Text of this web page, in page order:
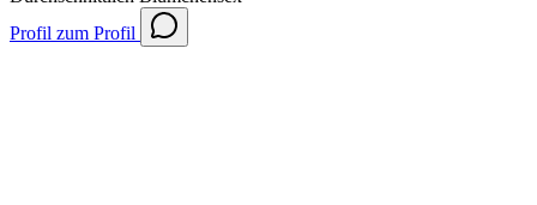
Profil zum Profil